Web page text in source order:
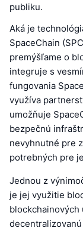
publiku.
Aká je
SpaceChain
premýšľame o
integruje s
fungovania
využíva
umožňuje
bezpečnú
nevyhnutné pre
potrebných pre
Jednou z
je jej využitie
blockchainových